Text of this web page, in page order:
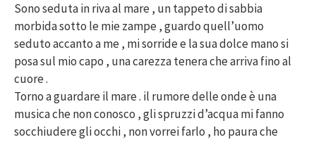
Sono seduta in riva al mare , un tappeto di sabbia
morbida sotto le mie zampe , guardo quell’uomo
seduto accanto a me , mi sorride e la sua dolce mano si
posa sul mio capo , una carezza tenera che arriva fino al
cuore .
Torno a guardare il mare . il rumore delle onde è una
musica che non conosco , gli spruzzi d’acqua mi fanno
socchiudere gli occhi , non vorrei farlo , ho paura che